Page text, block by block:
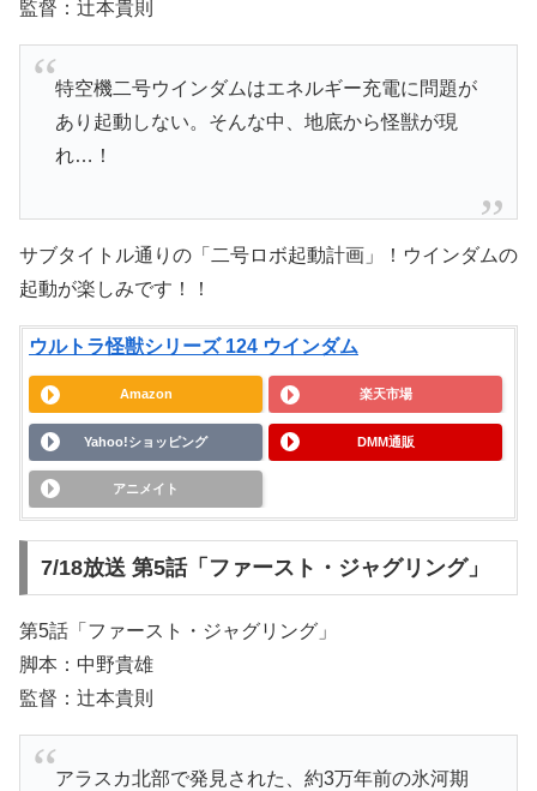
監督：辻本貴則
特空機二号ウインダムはエネルギー充電に問題が
あり起動しない。そんな中、地底から怪獣が現
れ…！
サブタイトル通りの「二号ロボ起動計画」！ウインダムの
起動が楽しみです！！
ウルトラ怪獣シリーズ 124 ウインダム
Amazon 楽天市場
Yahoo!ショッピング DMM通販
アニメイト
7/18放送 第5話「ファースト・ジャグリング」
第5話「ファースト・ジャグリング」
脚本：中野貴雄
監督：辻本貴則
アラスカ北部で発見された、約3万年前の氷河期